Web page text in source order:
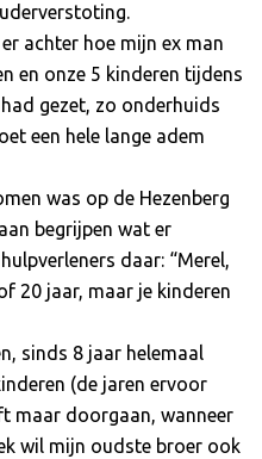
achter hoe mijn ex man
en onze 5 kinderen tijdens
gezet, zo onderhuids
een hele lange adem
was op de Hezenberg
begrijpen wat er
daar: “Merel,
20 jaar, maar je kinderen
sinds 8 jaar helemaal
(de jaren ervoor
maar doorgaan, wanneer
wil mijn oudste broer ook